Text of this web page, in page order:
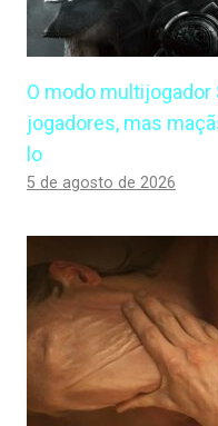
O modo
jogadores, mas
lo
5 de agosto de 2026